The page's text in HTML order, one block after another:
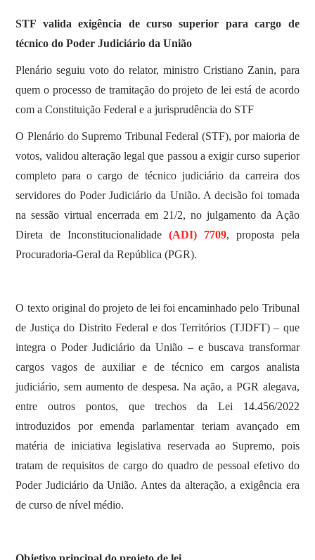
STF valida exigência de curso superior para cargo de
técnico do Poder Judiciário da União
Plenário seguiu voto do relator, ministro Cristiano Zanin, para
quem o processo de tramitação do projeto de lei está de acordo
com a Constituição Federal e a jurisprudência do STF
O Plenário do Supremo Tribunal Federal (STF), por maioria de
votos, validou alteração legal que passou a exigir curso superior
completo para o cargo de técnico judiciário da carreira dos
servidores do Poder Judiciário da União. A decisão foi tomada
na sessão virtual encerrada em 21/2, no julgamento da Ação
Direta de Inconstitucionalidade (ADI) 7709, proposta pela
Procuradoria-Geral da República (PGR).
O texto original do projeto de lei foi encaminhado pelo Tribunal
de Justiça do Distrito Federal e dos Territórios (TJDFT) – que
integra o Poder Judiciário da União – e buscava transformar
cargos vagos de auxiliar e de técnico em cargos analista
judiciário, sem aumento de despesa. Na ação, a PGR alegava,
entre outros pontos, que trechos da Lei 14.456/2022
introduzidos por emenda parlamentar teriam avançado em
matéria de iniciativa legislativa reservada ao Supremo, pois
tratam de requisitos de cargo do quadro de pessoal efetivo do
Poder Judiciário da União. Antes da alteração, a exigência era
de curso de nível médio.